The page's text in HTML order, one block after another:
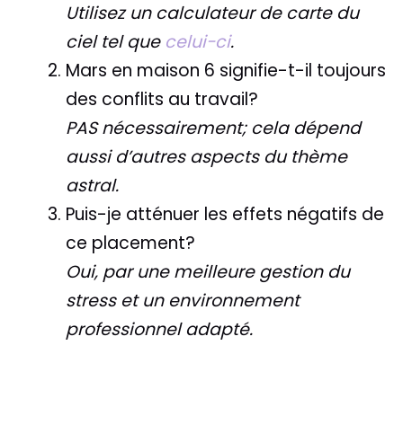
Utilisez un calculateur de carte du
ciel tel que celui-ci.
Mars en maison 6 signifie-t-il toujours
des conflits au travail?
PAS nécessairement; cela dépend
aussi d’autres aspects du thème
astral.
Puis-je atténuer les effets négatifs de
ce placement?
Oui, par une meilleure gestion du
stress et un environnement
professionnel adapté.